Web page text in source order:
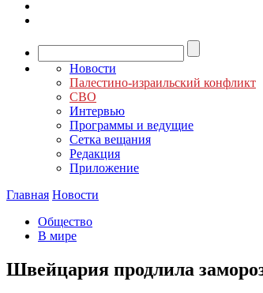
Новости
Палестино-израильский конфликт
СВО
Интервью
Программы и ведущие
Сетка вещания
Редакция
Приложение
Главная Новости
Общество
В мире
Швейцария продлила